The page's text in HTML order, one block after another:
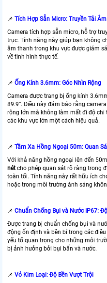
📌 Tích Hợp Sẵn Micro: Truyền Tải
Camera tích hợp sẵn micro, hỗ trợ
trục. Tính năng này giúp bạn không
âm thanh trong khu vực được giám
về tình hình thực tế.
📌 Ống Kính 3.6mm: Góc Nhìn Rộng
Camera được trang bị ống kính
89.9°. Điều này đảm bảo rằng
rộng lớn mà không làm mất đi độ chi
các khu vực lớn một cách hiệu quả.
📌 Tầm Xa Hồng Ngoại 50m: Quan
Với khả năng hồng ngoại lên đến
nét cho phép quan sát rõ ràng trong
toàn tối. Tính năng này rất hữu ích
hoặc trong môi trường ánh sáng
📌 Chuẩn Chống Bụi và Nước IP67:
Được trang bị chuẩn chống bụi và
động ổn định và bền bỉ trong các
yếu tố quan trọng cho những môi
bị ảnh hưởng bởi bụi bẩn và nước.
📌 Vỏ Kim Loại: Độ Bền Vượt Trội